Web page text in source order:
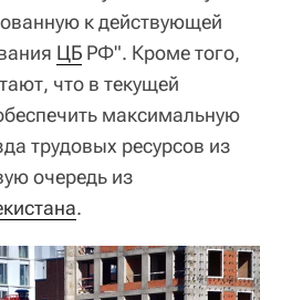
к действующей
ЦБ РФ". Кроме того,
что в текущей
максимальную
трудовых ресурсов из
очередь из
.